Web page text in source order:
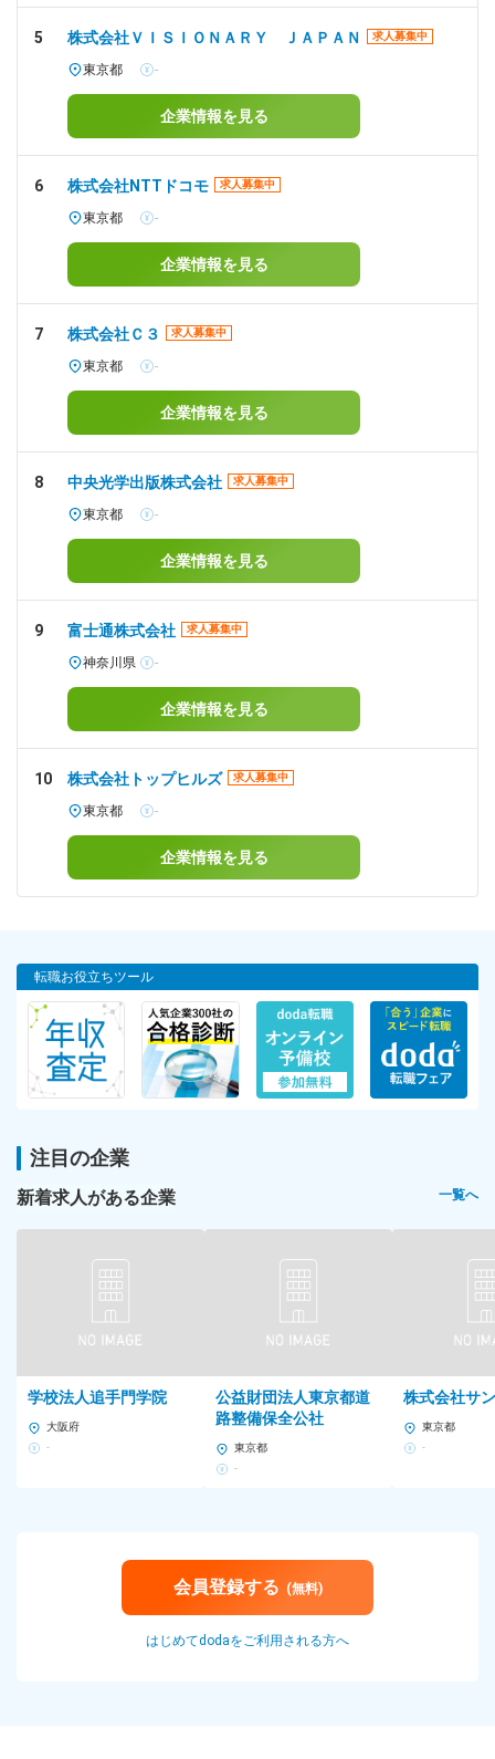
5 株式会社ＶＩＳＩＯＮＡＲＹ ＪＡＰＡＮ 求人募集中
東京都 -
企業情報を見る
6 株式会社NTTドコモ 求人募集中
東京都 -
企業情報を見る
7 株式会社Ｃ３ 求人募集中
東京都 -
企業情報を見る
8 中央光学出版株式会社 求人募集中
東京都 -
企業情報を見る
9 富士通株式会社 求人募集中
神奈川県 -
企業情報を見る
10 株式会社トップヒルズ 求人募集中
東京都 -
企業情報を見る
転職お役立ちツール
注目の企業
新着求人がある企業 一覧へ
学校法人追手門学院
大阪府
-
公益財団法人東京都道
路整備保全公社
東京都
-
株式会社サ
東京都
-
会員登録する (無料)
はじめてdodaをご利用される方へ